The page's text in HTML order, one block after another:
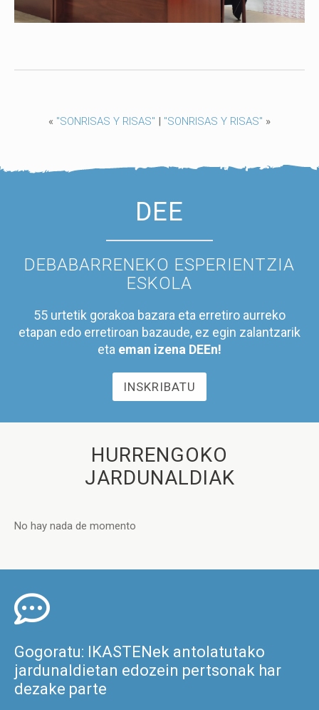
« "SONRISAS Y RISAS" | "SONRISAS Y RISAS" »
DEE
DEBABARRENEKO ESPERIENTZIA
ESKOLA
55 urtetik gorakoa bazara eta erretiro aurreko
etapan edo erretiroan bazaude, ez egin zalantzarik
eta eman izena DEEn!
INSKRIBATU
HURRENGOKO
JARDUNALDIAK
No hay nada de momento
Gogoratu: IKASTENek antolatutako
jardunaldietan edozein pertsonak har
dezake parte